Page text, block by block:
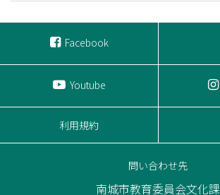
Facebook
Youtube
利用規約
問い合わせ先
南城市教育委員会文化課